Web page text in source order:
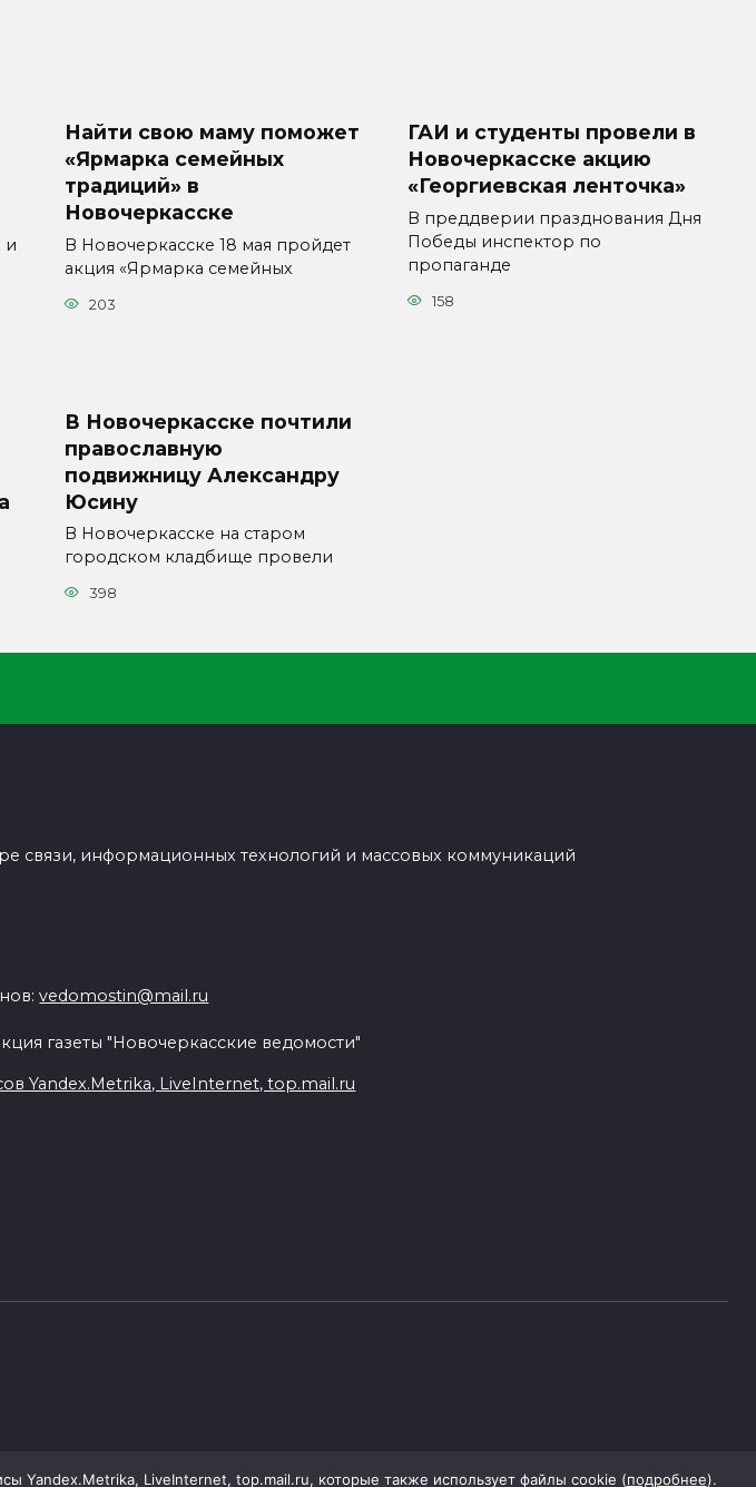
и
Найти свою маму поможет
«Ярмарка семейных
традиций» в
Новочеркасске
В Новочеркасске 18 мая пройдет
акция «Ярмарка семейных
203
ГАИ и студенты провели в
Новочеркасске акцию
«Георгиевская ленточка»
В преддверии празднования Дня
Победы инспектор по
пропаганде
158
В Новочеркасске почтили
православную
подвижницу Александру
Юсину
В Новочеркасске на старом
городском кладбище провели
398
связи, информационных технологий и массовых коммуникаций
vedomostin@mail.ru
газеты "Новочеркасские ведомости"
Yandex.Metrika, LiveInternet, top.mail.ru
Yandex.Metrika, LiveInternet, top.mail.ru, которые также использует файлы cookie (подробнее).